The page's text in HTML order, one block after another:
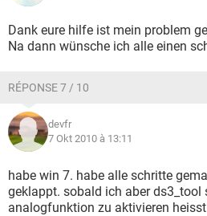
Dank eure hilfe ist mein problem
Na dann wünsche ich alle einen
RÉPONSE 7 / 10
devfr
7 Okt 2010 à 13:11
habe win 7. habe alle schritte
geklappt. sobald ich aber
analogfunktion zu aktivieren heisst